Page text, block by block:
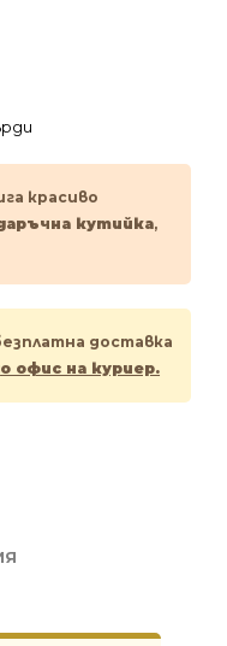
красиво
кутийка,
доставка
офис на куриер.